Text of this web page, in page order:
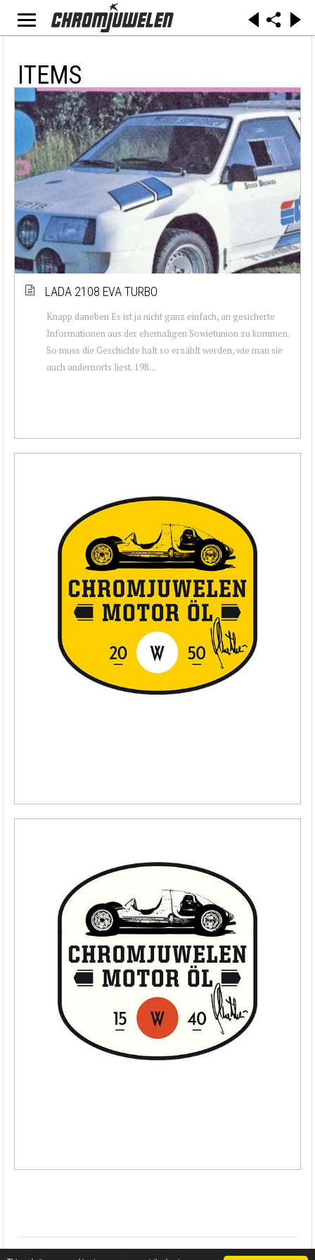
ITEMS
LADA 2108 EVA TURBO
Knapp daneben Es ist ja nicht ganz einfach, an gesicherte
Informationen aus der ehemaligen Sowietunion zu kommen.
So muss die Geschichte halt so erzählt werden, wie man sie
auch andernorts liest. 198...